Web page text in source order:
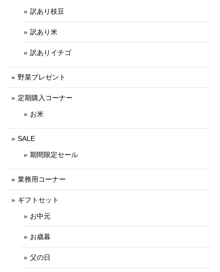
訳あり枝豆
訳あり米
訳ありイチゴ
野菜プレゼント
定期購入コーナー
お米
SALE
期間限定セール
業務用コーナー
ギフトセット
お中元
お歳暮
父の日